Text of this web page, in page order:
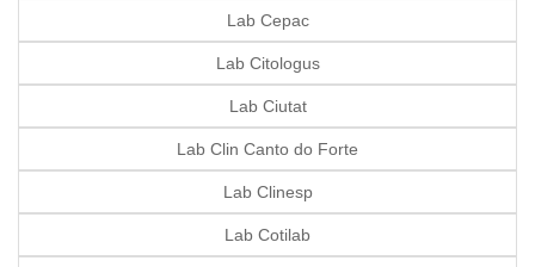
Lab Cepac
Lab Citologus
Lab Ciutat
Lab Clin Canto do Forte
Lab Clinesp
Lab Cotilab